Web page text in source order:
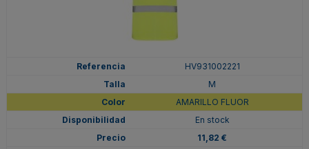
HV931002221
M
AMARILLO FLUOR
En stock
11,82 €